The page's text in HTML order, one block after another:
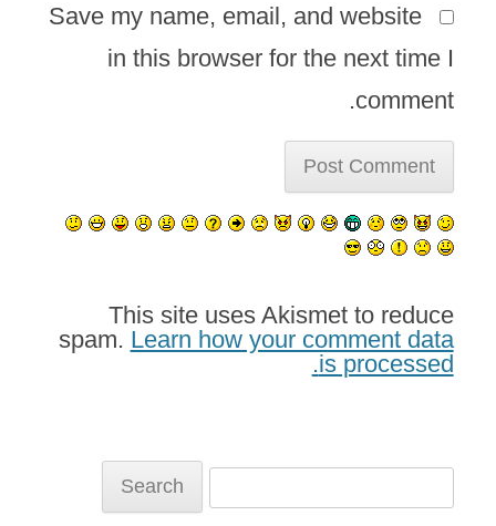
Save my name, email, and website
in this browser for the next time I
comment.
This site uses Akismet to reduce
spam. Learn how your comment data
is processed.